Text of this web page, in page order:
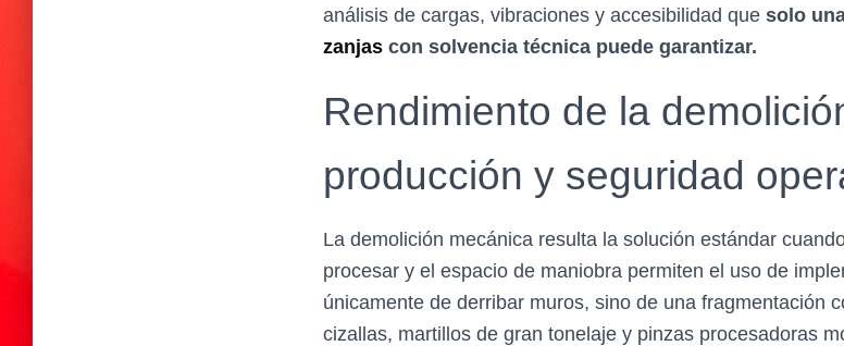
análisis de cargas, vibraciones y accesibilidad que solo
zanjas con solvencia técnica puede garantizar.
Rendimiento de la
producción y seguridad
La demolición mecánica resulta la solución estándar
procesar y el espacio de maniobra permiten el uso de
únicamente de derribar muros, sino de una fragmentación
cizallas, martillos de gran tonelaje y pinzas procesadoras